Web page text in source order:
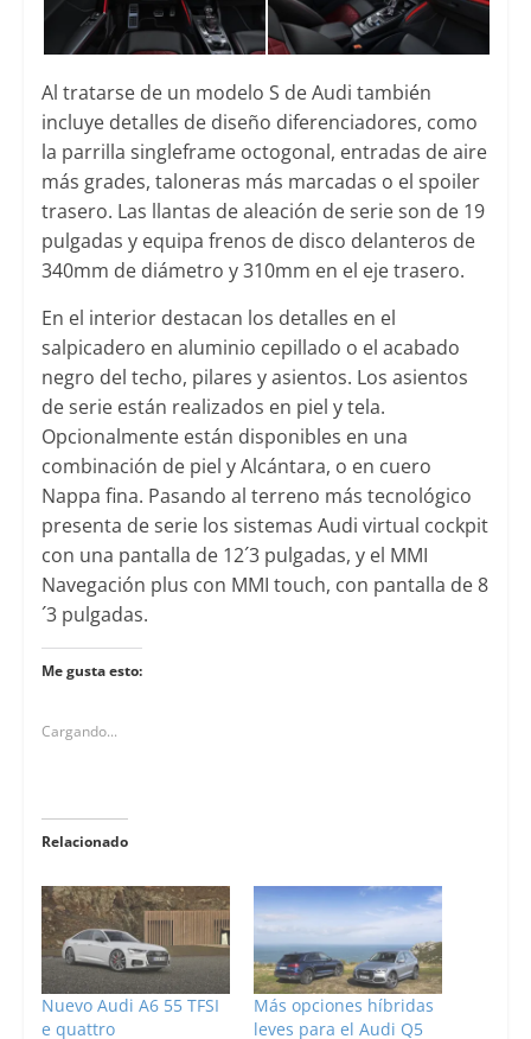
Al tratarse de un modelo S de Audi también
incluye detalles de diseño diferenciadores, como
la parrilla singleframe octogonal, entradas de aire
más grades, taloneras más marcadas o el spoiler
trasero. Las llantas de aleación de serie son de 19
pulgadas y equipa frenos de disco delanteros de
340mm de diámetro y 310mm en el eje trasero.
En el interior destacan los detalles en el
salpicadero en aluminio cepillado o el acabado
negro del techo, pilares y asientos. Los asientos
de serie están realizados en piel y tela.
Opcionalmente están disponibles en una
combinación de piel y Alcántara, o en cuero
Nappa fina. Pasando al terreno más tecnológico
presenta de serie los sistemas Audi virtual cockpit
con una pantalla de 12´3 pulgadas, y el MMI
Navegación plus con MMI touch, con pantalla de 8
´3 pulgadas.
Me gusta esto:
Cargando...
Relacionado
Nuevo Audi A6 55 TFSI
e quattro
Más opciones híbridas
leves para el Audi Q5